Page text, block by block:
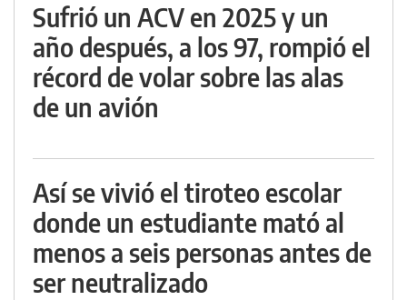
Sufrió un ACV en 2025 y un
año después, a los 97, rompió el
récord de volar sobre las alas
de un avión
Así se vivió el tiroteo escolar
donde un estudiante mató al
menos a seis personas antes de
ser neutralizado